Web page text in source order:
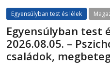
Egyensúlyban test és lélek
Egyensúlyban test
2026.08.05. –
családok,